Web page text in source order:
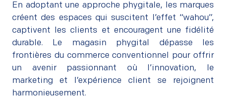
En adoptant une approche phygitale, les marques
créent des espaces qui suscitent l’effet “wahou”,
captivent les clients et encouragent une fidélité
durable. Le magasin phygital dépasse les
frontières du commerce conventionnel pour offrir
un avenir passionnant où l’innovation, le
marketing et l’expérience client se rejoignent
harmonieusement.